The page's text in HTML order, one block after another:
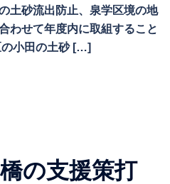
土砂流出防止、泉学区境の地
わせて年度内に取組すること
小田の土砂 […]
の支援策打